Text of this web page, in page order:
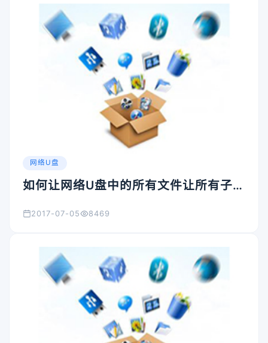
网络U盘
如何让网络U盘中的所有文件让所有子用
限，怎么操作？
2017-07-05 8469